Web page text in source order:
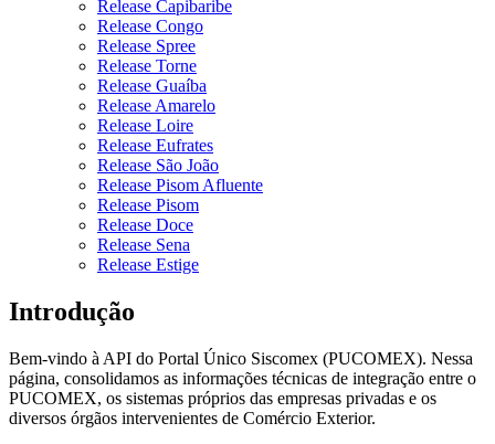
Release Capibaribe
Release Congo
Release Spree
Release Torne
Release Guaíba
Release Amarelo
Release Loire
Release Eufrates
Release São João
Release Pisom Afluente
Release Pisom
Release Doce
Release Sena
Release Estige
Introdução
Bem-vindo à API do Portal Único Siscomex (PUCOMEX). Nessa
página, consolidamos as informações técnicas de integração entre o
PUCOMEX, os sistemas próprios das empresas privadas e os
diversos órgãos intervenientes de Comércio Exterior.